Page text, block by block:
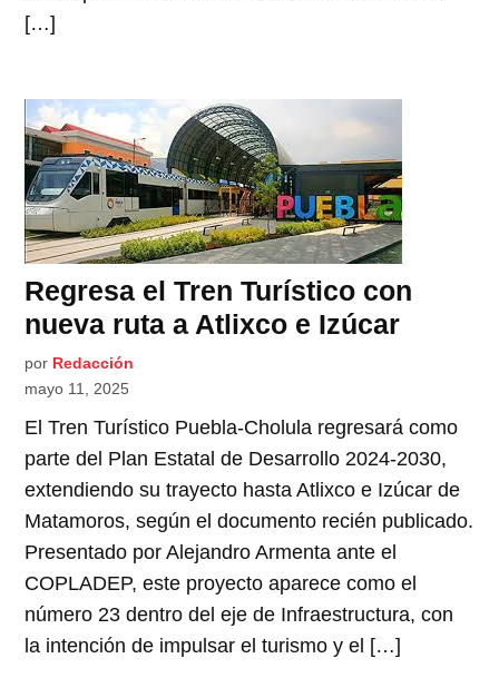
[…]
Regresa el Tren Turístico con
nueva ruta a Atlixco e Izúcar
por Redacción
mayo 11, 2025
El Tren Turístico Puebla-Cholula regresará como
parte del Plan Estatal de Desarrollo 2024-2030,
extendiendo su trayecto hasta Atlixco e Izúcar de
Matamoros, según el documento recién publicado.
Presentado por Alejandro Armenta ante el
COPLADEP, este proyecto aparece como el
número 23 dentro del eje de Infraestructura, con
la intención de impulsar el turismo y el […]